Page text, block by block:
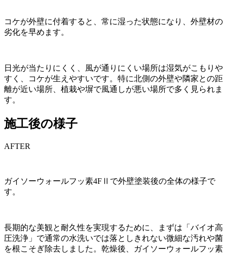
コケが外壁に付着すると、常に湿った状態になり、外壁材の
劣化を早めます。
日光が当たりにくく、風が通りにくい場所は湿気がこもりや
すく、コケが生えやすいです。特に北側の外壁や隣家との距
離が近い場所、植栽や塀で風通しが悪い場所で多く見られま
す。
施工後の様子
AFTER
ガイソーウォールフッ素4FⅡで外壁塗装後の全体の様子で
す。
長期的な美観と耐久性を実現するために、まずは「バイオ高
圧洗浄」で通常の水洗いでは落としきれない微細な汚れや菌
を根こそぎ除去しました。乾燥後、ガイソーウォールフッ素